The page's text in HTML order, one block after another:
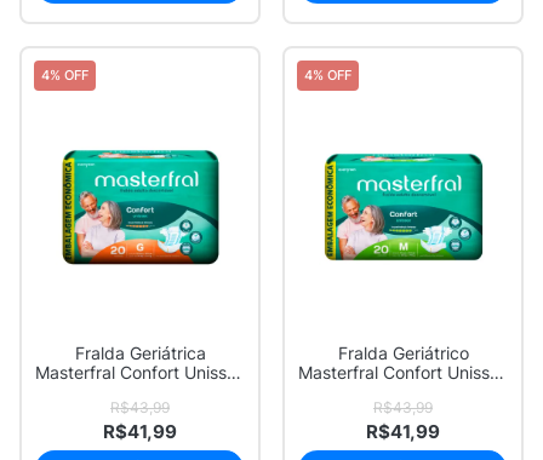
4% OFF
Fralda Geriátrica
Masterfral Confort Unissex
R$43,99
R$41,99
4% OFF
Fralda Geriátrico
Masterfral Confort Unissex
R$43,99
R$41,99